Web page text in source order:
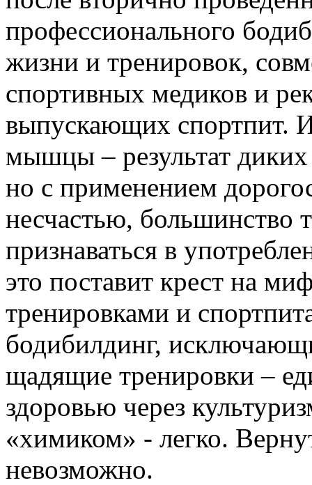
профессионального
жизни и тренировок,
спортивных медиков и
выпускающих спортпит.
мышцы – результат
но с применением
несчастью, большинство
признаваться в
это поставит крест на
тренировками и
бодибилдинг,
щадящие тренировки –
здоровью через
«химиком» - легко.
невозможно.